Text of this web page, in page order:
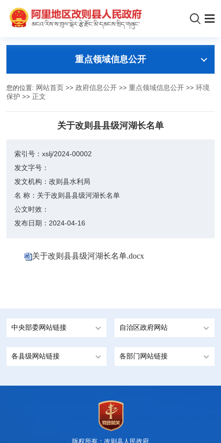
重点领域信息公开
您的位置: 网站首页 >>政府信息公开 >>重点领域信息公开 >>环境
保护 >> 正文
关于改则县县级河湖长名单
索引号：xslj/2024-00002
发文字号：
发文机构：改则县水利局
名 称： 关于改则县县级河湖长名单
公文时效：
发布日期： 2024-04-16
关于改则县县级河湖长名单.docx
中央部委网站链接 自治区政府网站
各县级网站链接 各部门网站链接
版权所有：改则县人民政府